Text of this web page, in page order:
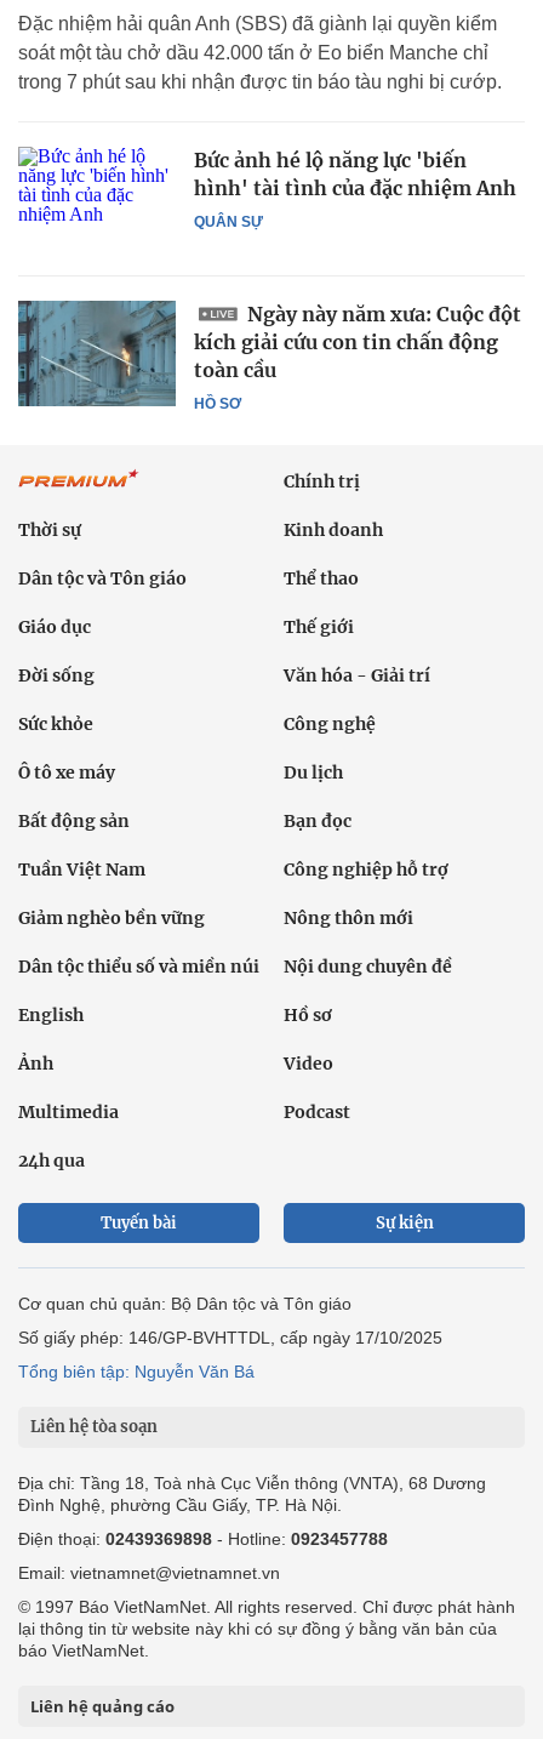
Đặc nhiệm hải quân Anh (SBS) đã giành lại quyền kiểm
soát một tàu chở dầu 42.000 tấn ở Eo biển Manche chỉ
trong 7 phút sau khi nhận được tin báo tàu nghi bị cướp.
QUÂN SỰ
Bức ảnh hé lộ năng lực 'biến
hình' tài tình của đặc nhiệm Anh
HỒ SƠ
Ngày này năm xưa: Cuộc đột
kích giải cứu con tin chấn động
toàn cầu
Chính trị
Thời sự Kinh doanh
Dân tộc và Tôn giáo Thể thao
Giáo dục Thế giới
Đời sống Văn hóa - Giải trí
Sức khỏe Công nghệ
Ô tô xe máy Du lịch
Bất động sản Bạn đọc
Tuần Việt Nam Công nghiệp hỗ trợ
Giảm nghèo bền vững Nông thôn mới
Dân tộc thiểu số và miền núi Nội dung chuyên đề
English Hồ sơ
Ảnh Video
Multimedia Podcast
24h qua
Tuyến bài Sự kiện
Cơ quan chủ quản: Bộ Dân tộc và Tôn giáo
Số giấy phép: 146/GP-BVHTTDL, cấp ngày 17/10/2025
Tổng biên tập: Nguyễn Văn Bá
Liên hệ tòa soạn
Địa chỉ: Tầng 18, Toà nhà Cục Viễn thông (VNTA), 68 Dương
Đình Nghệ, phường Cầu Giấy, TP. Hà Nội.
Điện thoại: 02439369898 - Hotline: 0923457788
Email: vietnamnet@vietnamnet.vn
© 1997 Báo VietNamNet. All rights reserved. Chỉ được phát hành
lại thông tin từ website này khi có sự đồng ý bằng văn bản của
báo VietNamNet.
Liên hệ quảng cáo